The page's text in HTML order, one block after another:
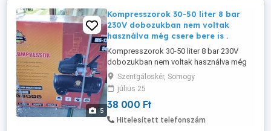
5
Kompresszorok 30-50 liter 8 bar
230V dobozukban nem voltak
használva még csere bere is .
Kompresszorok 30-50 liter 8 bar 230V
dobozukban nem voltak használva még
csere bere is . Meister Ms-123 50 l
kompresszor 50 l literes tartállyal olajos.
Modell: Ms-123 Teljesítmény: 2,5 LE
Feszültség Frekvencia: 230V 50Hz
Sebesség: 2800 fordulat perc Maximális
Szentgáloskér, Somogy
július 25
38 000 Ft
Hitelesített telefonszám